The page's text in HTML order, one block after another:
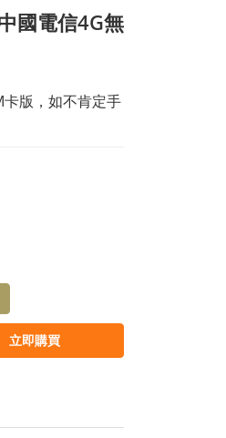
國電信4G無
版，如不肯定手
立即購買